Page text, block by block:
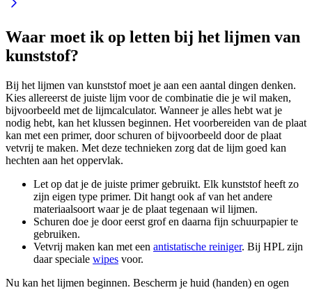
Waar moet ik op letten bij het lijmen van
kunststof?
Bij het lijmen van kunststof moet je aan een aantal dingen denken.
Kies allereerst de juiste lijm voor de combinatie die je wil maken,
bijvoorbeeld met de lijmcalculator. Wanneer je alles hebt wat je
nodig hebt, kan het klussen beginnen. Het voorbereiden van de plaat
kan met een primer, door schuren of bijvoorbeeld door de plaat
vetvrij te maken. Met deze technieken zorg dat de lijm goed kan
hechten aan het oppervlak.
Let op dat je de juiste primer gebruikt. Elk kunststof heeft zo
zijn eigen type primer. Dit hangt ook af van het andere
materiaalsoort waar je de plaat tegenaan wil lijmen.
Schuren doe je door eerst grof en daarna fijn schuurpapier te
gebruiken.
Vetvrij maken kan met een antistatische reiniger. Bij HPL zijn
daar speciale wipes voor.
Nu kan het lijmen beginnen. Bescherm je huid (handen) en ogen